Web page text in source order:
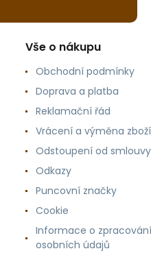
Vše o nákupu
Obchodní podmínky
Doprava a platba
Reklamační řád
Vrácení a výměna zboží
Odstoupení od smlouvy
Odkazy
Puncovní značky
Cookie
Informace o zpracování
osobních údajů